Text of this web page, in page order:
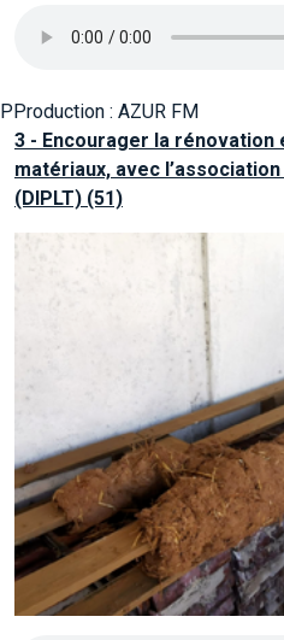
PProduction : AZUR FM
3 - Encourager la rénovation
matériaux, avec
(DIPLT) (51)